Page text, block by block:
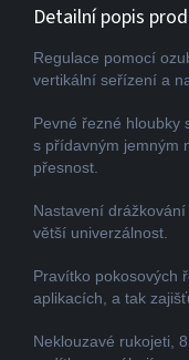
Detailní popis
Regulace pomocí
vertikální seřízení a
Pevné řezné hloubky
s přídavným jemným
přesnost.
Nastavení
větší univerzálnost.
Pravítko pokosových
aplikacích, a tak
Neklouzavé rukojeti,